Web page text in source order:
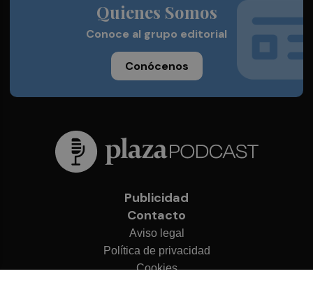
Quienes Somos
Conoce al grupo editorial
Conócenos
Publicidad
Contacto
Aviso legal
Política de privacidad
Cookies